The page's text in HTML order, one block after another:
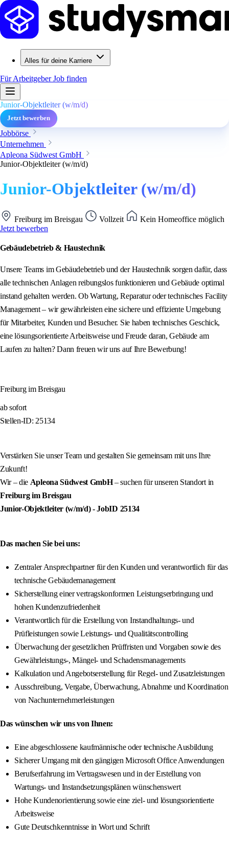
Alles für deine Karriere
Für ArbeitgeberJob finden
Junior-Objektleiter (w/m/d)
Jetzt bewerben
Jobbörse
Unternehmen
Apleona Südwest GmbH
Junior-Objektleiter (w/m/d)
Junior-Objektleiter (w/m/d)
Freiburg im Breisgau Vollzeit
Kein Homeoffice möglich
Jetzt bewerben
Gebäudebetrieb & Haustechnik
Unsere Teams im Gebäudebetrieb und der Haustechnik sorgen dafür, dass
alle technischen Anlagen reibungslos funktionieren und Gebäude optimal
instand gehalten werden. Ob Wartung, Reparatur oder technisches Facility
Management – wir gewährleisten eine sichere und effiziente Umgebung
für Mitarbeiter, Kunden und Besucher. Sie haben technisches Geschick,
eine lösungsorientierte Arbeitsweise und Freude daran, Gebäude am
Laufen zu halten? Dann freuen wir uns auf Ihre Bewerbung!
Freiburg im Breisgau
ab sofort
Stellen-ID: 25134
Verstärken Sie unser Team und gestalten Sie gemeinsam mit uns Ihre
Zukunft!
Wir – die Apleona Südwest GmbH– suchen für unseren Standort in
Freiburg im Breisgau
Junior-Objektleiter (w/m/d)- JobID 25134
Das machen Sie bei uns:
Zentraler Ansprechpartner für den Kunden und verantwortlich für das
technische Gebäudemanagement
Sicherstellung einer vertragskonformen Leistungserbringung und
hohen Kundenzufriedenheit
Verantwortlich für die Erstellung von Instandhaltungs- und
Prüfleistungen sowie Leistungs- und Qualitätscontrolling
Überwachung der gesetzlichen Prüffristen und Vorgaben sowie des
Gewährleistungs-, Mängel- und Schadensmanagements
Kalkulation und Angebotserstellung für Regel- und Zusatzleistungen
Ausschreibung, Vergabe, Überwachung, Abnahme und Koordination
von Nachunternehmerleistungen
Das wünschen wir uns von Ihnen:
Eine abgeschlossene kaufmännische oder technische Ausbildung
Sicherer Umgang mit den gängigen Microsoft Office Anwendungen
Berufserfahrung im Vertragswesen und in der Erstellung von
Wartungs- und Instandsetzungsplänen wünschenswert
Hohe Kundenorientierung sowie eine ziel- und lösungsorientierte
Arbeitsweise
Gute Deutschkenntnisse in Wort und Schrift